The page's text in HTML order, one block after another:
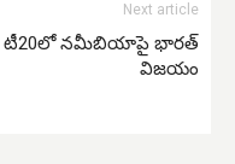
Next article
టీ20లో నమీబియాపై భారత్‌
విజయం